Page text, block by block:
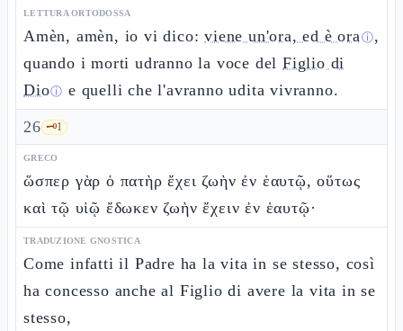
LETTURA ORTODOSSA
Amèn, amèn, io vi dico:viene un'ora, ed è oraⓘ,
quando i morti udranno la voce del Figlio di
Dioⓘ e quelli che l'avranno udita vivranno.
26 🗝️1
GRECO
ὥσπερ γὰρ ὁ πατὴρ ἔχει ζωὴν ἐν ἑαυτῷ, οὕτως
καὶ τῷ υἱῷ ἔδωκεν ζωὴν ἔχειν ἐν ἑαυτῷ·
TRADUZIONE GNOSTICA
Come infatti il Padre ha la vita in se stesso, così
ha concesso anche al Figlio di avere la vita in se
stesso,